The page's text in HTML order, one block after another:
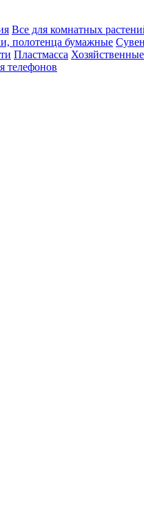
Все для комнатных
полотенца бумажные
Пластмасса
телефонов